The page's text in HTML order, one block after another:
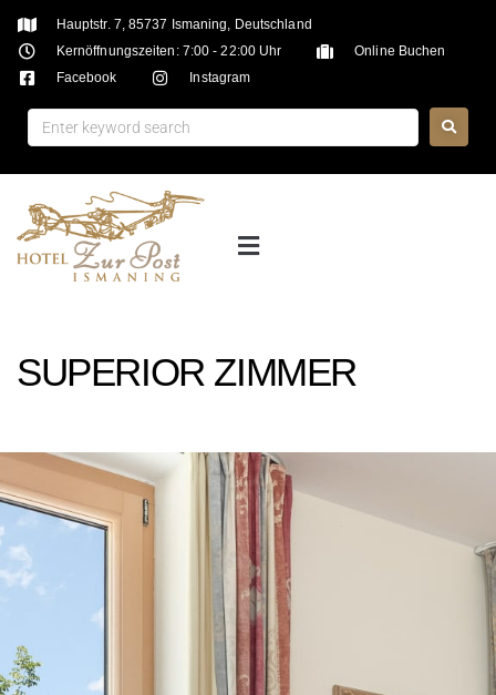
Hauptstr. 7, 85737 Ismaning, Deutschland
Kernöffnungszeiten: 7:00 - 22:00 Uhr
Online Buchen
Facebook
Instagram
SUPERIOR ZIMMER